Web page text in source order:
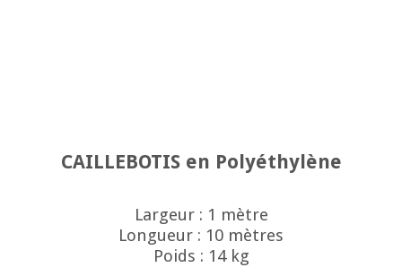
CAILLEBOTIS en Polyéthylène
Largeur : 1 mètre
Longueur : 10 mètres
Poids : 14 kg